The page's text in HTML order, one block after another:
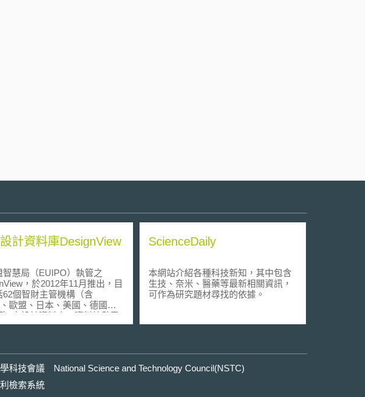
計資料庫DesignView
智慧局（EUIPO）執管之
，於2012年11月推出，目
62個智財主管機構（含
歐盟、日本、美國、德國、
）之設計資料庫，資料總數已
萬件、36種語言。檢索人可
ScienceDaily
本網站介紹各種科技新知，其中包含
生技、奈米、醫藥等最新相關資訊，
可作為研究題材尋找的依據。
科技會議 National Science and Technology Council(NSTC)
檢索系統